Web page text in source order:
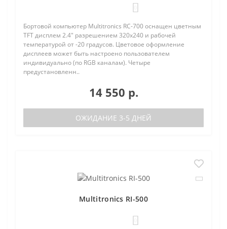
Бортовой компьютер Multitronics RC-700 оснащен цветным
TFT дисплем 2.4" разрешением 320х240 и рабочей
температурой от -20 градусов. Цветовое оформление
дисплеев может быть настроено пользователем
индивидуально (по RGB каналам). Четыре
предустановленн..
14 550 р.
ОЖИДАНИЕ 3-5 ДНЕЙ
Multitronics RI-500